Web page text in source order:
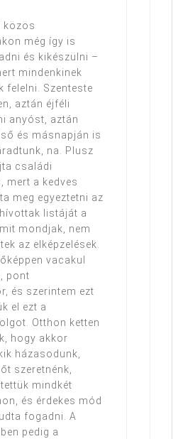
közös
még így is
és kikészülni –
mindenkinek
felelni. Szenteste
aztán éjféli
anyóst, aztán
és másnapján is
na. Plusz
családi
mert a kedves
meg egyeztetni az
listáját a
mondjak, nem
az elképzelések.
vacakul
pont
és szerintem ezt
el ezt a
Otthon ketten
hogy akkor
házasodunk,
szeretnénk,
mindkét
és érdekes mód
fogadni. A
pedig a